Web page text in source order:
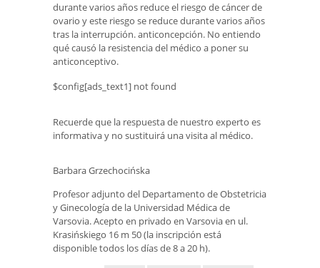
durante varios años reduce el riesgo de cáncer de
ovario y este riesgo se reduce durante varios años
tras la interrupción. anticoncepción. No entiendo
qué causó la resistencia del médico a poner su
anticonceptivo.
$config[ads_text1] not found
Recuerde que la respuesta de nuestro experto es
informativa y no sustituirá una visita al médico.
Barbara Grzechocińska
Profesor adjunto del Departamento de Obstetricia
y Ginecología de la Universidad Médica de
Varsovia. Acepto en privado en Varsovia en ul.
Krasińskiego 16 m 50 (la inscripción está
disponible todos los días de 8 a 20 h).